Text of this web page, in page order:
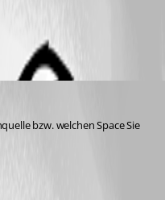
bzw. welchen Space Sie